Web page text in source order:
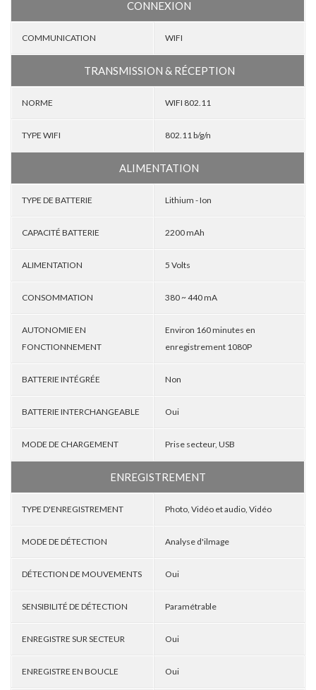
CONNEXION
COMMUNICATION WIFI
TRANSMISSION & RÉCEPTION
NORME WIFI 802.11
TYPE WIFI 802.11 b/g/n
ALIMENTATION
TYPE DE BATTERIE Lithium - Ion
CAPACITÉ BATTERIE 2200 mAh
ALIMENTATION 5 Volts
CONSOMMATION 380 ~ 440 mA
AUTONOMIE EN
FONCTIONNEMENT
Environ 160 minutes en
enregistrement 1080P
BATTERIE INTÉGRÉE Non
BATTERIE INTERCHANGEABLE Oui
MODE DE CHARGEMENT Prise secteur, USB
ENREGISTREMENT
TYPE D'ENREGISTREMENT Photo, Vidéo et audio, Vidéo
MODE DE DÉTECTION Analyse d'ilmage
DÉTECTION DE MOUVEMENTS Oui
SENSIBILITÉ DE DÉTECTION Paramétrable
ENREGISTRE SUR SECTEUR Oui
ENREGISTRE EN BOUCLE Oui